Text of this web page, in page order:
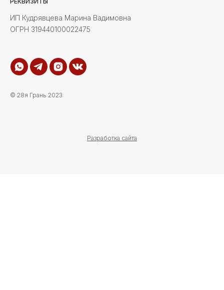
© 28я Грань 2023
Разработка сайта
ИП Кудрявцева Марина Вадимовна
ОГРН 319440100022475